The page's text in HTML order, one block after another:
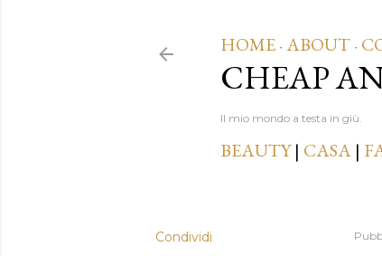
HOME · ABOUT ·
CHEAP
Il mio mondo a testa in giù.
BEAUTY| CASA |
Condividi